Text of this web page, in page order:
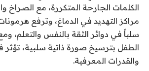
الكلمات الجارحة المتكررة، مع الصراخ
مراكز التهديد في الدماغ، وترفع هرمونات
سلباً في دوائر الثقة بالنفس والتعلم،
الطفل بترسيخ صورة ذاتية سلبية، تؤثر
والقدرات المعرفية.